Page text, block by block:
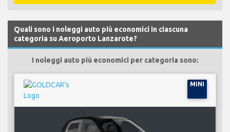
Quali sono i noleggi auto più economici in ciascuna
categoria su Aeroporto Lanzarote?
I noleggi auto più economici per categoria sono:
MINI